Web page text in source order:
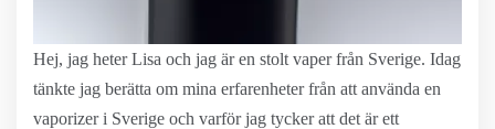
Hej, jag heter Lisa och jag är en stolt vaper från Sverige. Idag
tänkte jag berätta om mina erfarenheter från att använda en
vaporizer i Sverige och varför jag tycker att det är ett